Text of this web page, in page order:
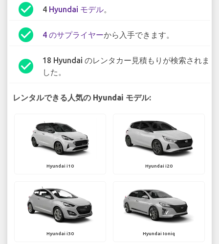
check_circle 4 Hyundai モデル。
check_circle 4 のサプライヤーから入手できます。
check_circle
18 Hyundai のレンタカー見積もりが検索されま
した。
レンタルできる人気の Hyundai モデル:
Hyundai i10 Hyundai i20
Hyundai i30 Hyundai Ioniq